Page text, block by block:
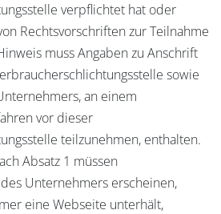
verpflichtet hat oder
Rechtsvorschriften zur Teilnahme
muss Angaben zu Anschrift
sowie
an einem
vor dieser
teilzunehmen, enthalten.
Absatz 1 müssen
Unternehmers erscheinen,
eine Webseite unterhält,